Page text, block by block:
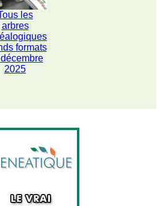
les
arbres
formats
2025